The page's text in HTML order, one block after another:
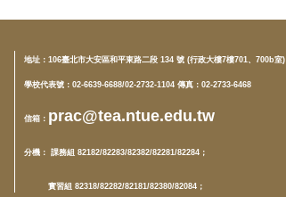
地址： 106臺北市大安區和平東路二段 134 號 (行政大樓7樓701、700b室)
學校代表號：02-6639-6688/02-2732-1104 傳真：02-2733-6468
信箱 ： prac@tea.ntue.edu.tw
分機 ： 課務組 82182/82283/82382/82281/82284；
實習組 82318/82282/82181/82380/82084；